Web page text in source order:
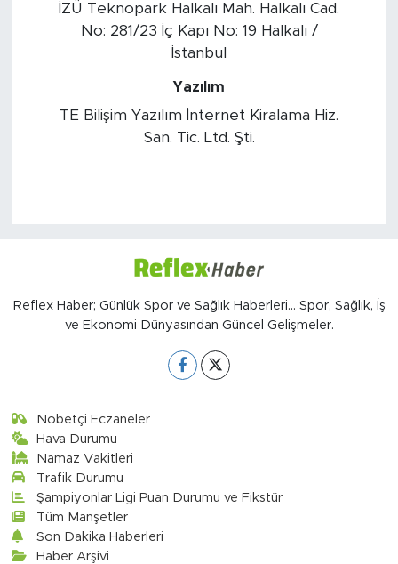
İZÜ Teknopark Halkalı Mah. Halkalı Cad.
No: 281/23 İç Kapı No: 19 Halkalı /
İstanbul
Yazılım
TE Bilişim Yazılım İnternet Kiralama Hiz.
San. Tic. Ltd. Şti.
Reflex Haber; Günlük Spor ve Sağlık Haberleri... Spor, Sağlık, İş
ve Ekonomi Dünyasından Güncel Gelişmeler.
Nöbetçi Eczaneler
Hava Durumu
Namaz Vakitleri
Trafik Durumu
Şampiyonlar Ligi Puan Durumu ve Fikstür
Tüm Manşetler
Son Dakika Haberleri
Haber Arşivi